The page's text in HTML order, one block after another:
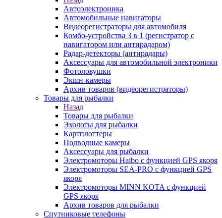
Автоэлектроника
Автомобильные навигаторы
Видеорегистраторы для автомобиля
Комбо-устройства 3 в 1 (регистратор с
навигатором или антирадаром)
Радар-детекторы (антирадары)
Аксессуары для автомобильной электроники
Фотоловушки
Экшн-камеры
Архив товаров (видеорегистраторы)
Товары для рыбалки
Назад
Товары для рыбалки
Эхолоты для рыбалки
Картплоттеры
Подводные камеры
Аксессуары для рыбалки
Электромоторы Haibo с функцией GPS якоря
Электромоторы SEA-PRO с функцией GPS
якоря
Электромоторы MINN KOTA с функцией
GPS якоря
Архив товаров для рыбалки
Спутниковые телефоны